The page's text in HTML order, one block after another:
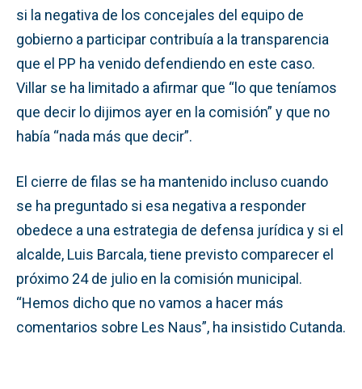
si la negativa de los concejales del equipo de
gobierno a participar contribuía a la transparencia
que el PP ha venido defendiendo en este caso.
Villar se ha limitado a afirmar que “lo que teníamos
que decir lo dijimos ayer en la comisión” y que no
había “nada más que decir”.
El cierre de filas se ha mantenido incluso cuando
se ha preguntado si esa negativa a responder
obedece a una estrategia de defensa jurídica y si el
alcalde, Luis Barcala, tiene previsto comparecer el
próximo 24 de julio en la comisión municipal.
“Hemos dicho que no vamos a hacer más
comentarios sobre Les Naus”, ha insistido Cutanda.